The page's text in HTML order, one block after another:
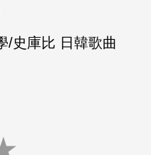
/史庫比 日韓歌曲